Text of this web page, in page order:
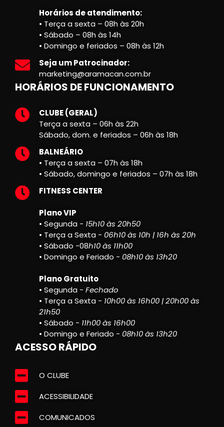
Horários de atendimento:
• Terça a sexta – 08h às 20h
• Sábado – 08h às 14h
• Domingo e feriados – 08h às 12h
Seja um Patrocinador:
marketing@aramacan.com.br
HORÁRIOS DE FUNCIONAMENTO
CLUBE (GERAL)
Terça a sexta – 06h às 22h
Sábado, dom. e feriados – 06h às 18h
BALNEÁRIO
• Terça a sexta – 07h às 18h
• Sábado, domingo e feriados – 07h às 18h
FITNESS CENTER
Plano VIP
• Segunda - 15h10 às 20h50
• Terça a Sexta - 06h10 às 10h | 16h às 20h
• Sábado -08h10 às 11h00
• Domingo e Feriado - 08h10 às 13h20
Plano Gratuito
• Segunda - Fechado
• Terça a Sexta - 10h00 às 16h00 | 20h00 às
21h50
• Sábado - 11h00 às 16h00
• Domingo e Feriado - 08h10 às 13h20
ACESSO RÁPIDO
O CLUBE
ACESSIBILIDADE
COMUNICADOS